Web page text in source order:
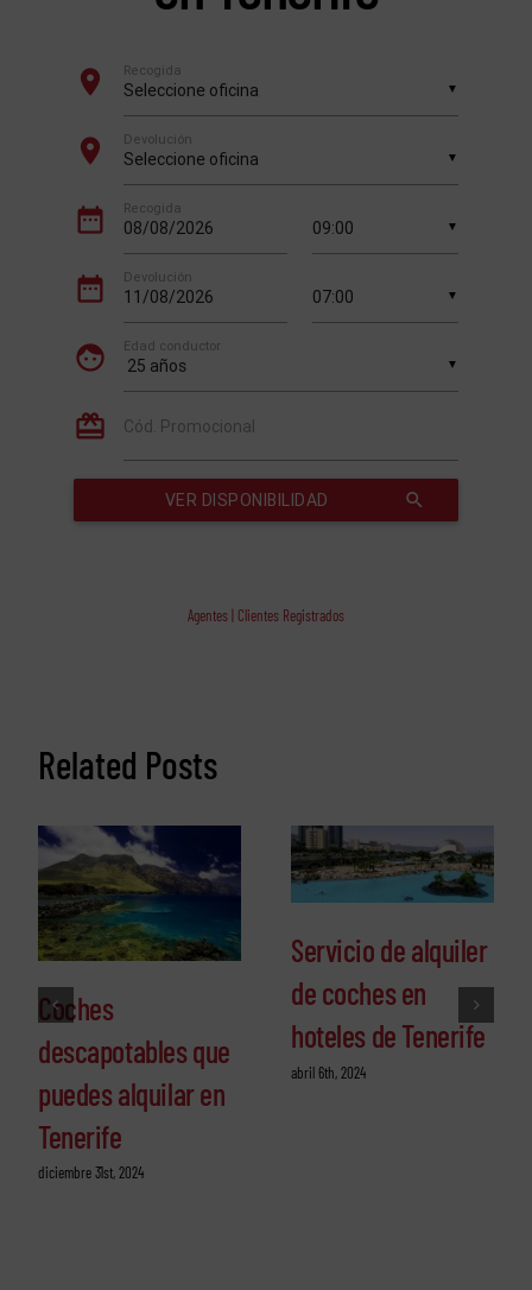
Agentes | Clientes Registrados
Related Posts
Coches
descapotables que
puedes alquilar en
Tenerife
diciembre 31st, 2024
Servicio de alquiler
de coches en
hoteles de Tenerife
abril 6th, 2024